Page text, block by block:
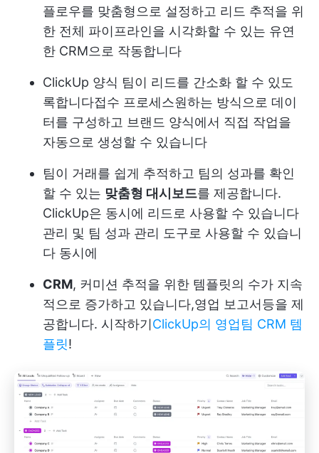
플로우를 맞춤형으로 설정하고 리드 추적을 위
한 전체 파이프라인을 시각화할 수 있는 유연
한 CRM으로 작동합니다
ClickUp 양식 팀이 리드를 간소화 할 수 있도
록합니다접수 프로세스원하는 방식으로 데이
터를 구성하고 브랜드 양식에서 직접 작업을
자동으로 생성할 수 있습니다
팀이 거래를 쉽게 추적하고 팀의 성과를 확인
할 수 있는 맞춤형 대시보드를 제공합니다.
ClickUp은 동시에 리드로 사용할 수 있습니다
관리 및 팀 성과 관리 도구로 사용할 수 있습니
다 동시에
CRM, 커미션 추적을 위한 템플릿의 수가 지속
적으로 증가하고 있습니다,영업 보고서등을 제
공합니다. 시작하기ClickUp의 영업팀 CRM 템
플릿!